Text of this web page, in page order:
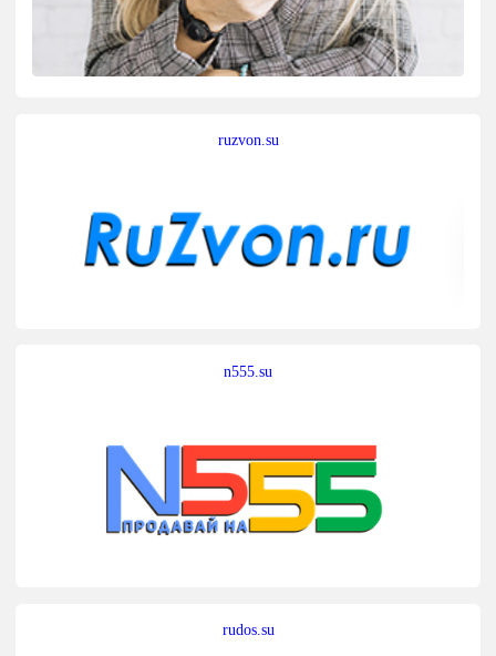
ruzvon.su
n555.su
rudos.su